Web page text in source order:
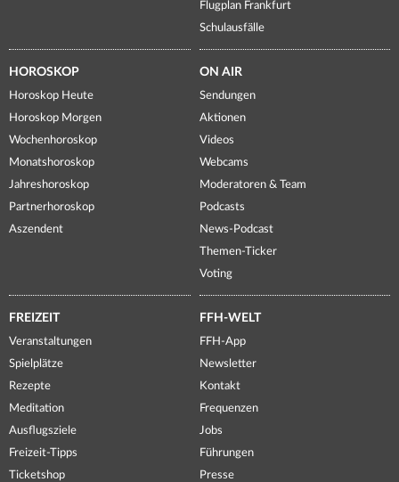
Flugplan Frankfurt
Schulausfälle
HOROSKOP
Horoskop Heute
Horoskop Morgen
Wochenhoroskop
Monatshoroskop
Jahreshoroskop
Partnerhoroskop
Aszendent
ON AIR
Sendungen
Aktionen
Videos
Webcams
Moderatoren & Team
Podcasts
News-Podcast
Themen-Ticker
Voting
FREIZEIT
Veranstaltungen
Spielplätze
Rezepte
Meditation
Ausflugsziele
Freizeit-Tipps
Ticketshop
FFH-WELT
FFH-App
Newsletter
Kontakt
Frequenzen
Jobs
Führungen
Presse